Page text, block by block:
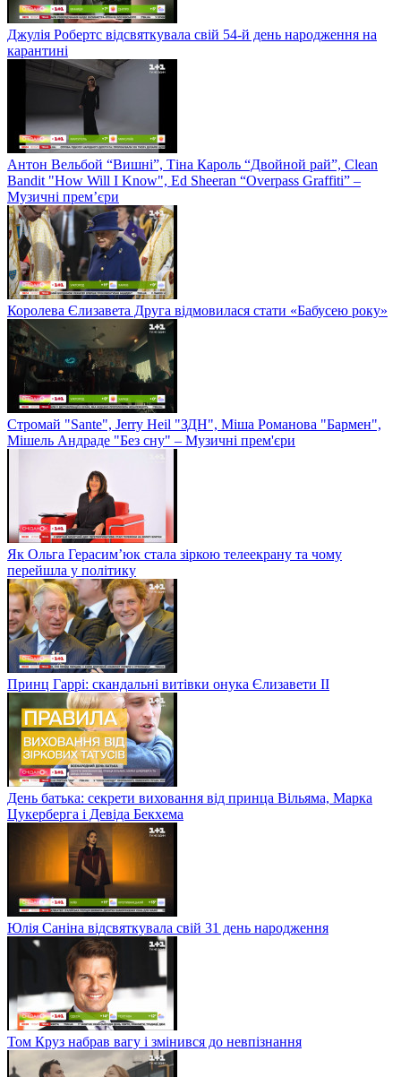
Джулія Робертс відсвяткувала свій 54-й день народження на
карантині
Антон Вельбой “Вишні”, Тіна Кароль “Двойной рай”, Clean
Bandit "How Will I Know", Ed Sheeran “Overpass Graffiti” –
Музичні прем’єри
Королева Єлизавета Друга відмовилася стати «Бабусею року»
Стромай "Sante", Jerry Heil "ЗДН", Міша Романова "Бармен",
Мішель Андраде "Без сну" – Музичні прем'єри
Як Ольга Герасим’юк стала зіркою телеекрану та чому
перейшла у політику
Принц Гаррі: скандальні витівки онука Єлизавети II
День батька: секрети виховання від принца Вільяма, Марка
Цукерберга і Девіда Бекхема
Юлія Саніна відсвяткувала свій 31 день народження
Том Круз набрав вагу і змінився до невпізнання